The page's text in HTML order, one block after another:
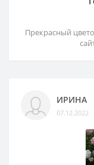
Прекрасный
ИРИНА
07.12.2022